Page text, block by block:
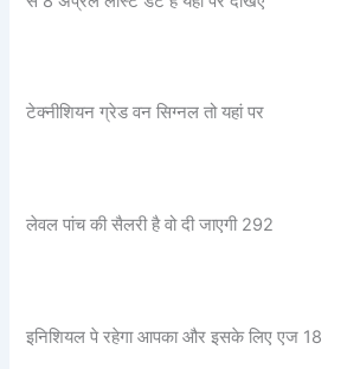
टेक्नीशियन ग्रेड वन सिग्नल तो यहां पर
लेवल पांच की सैलरी है वो दी जाएगी 292
इनिशियल पे रहेगा आपका और इसके लिए एज 18